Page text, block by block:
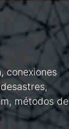
conexiones
métodos de